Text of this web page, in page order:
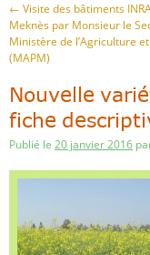
← Visite des bâtiments
Meknès par Monsieur le
Ministère de l’Agriculture
(MAPM)
Nouvelle
fiche
Publié le 20 janvier 2016